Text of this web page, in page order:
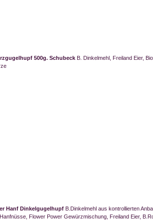
500g. Schubeck B. Dinkelmehl, Freiland Eier,
Hanf Dinkelgugelhupf B.Dinkelmehl aus kontrollierten
Flower Power Gewürzmischung, Freiland Eier,